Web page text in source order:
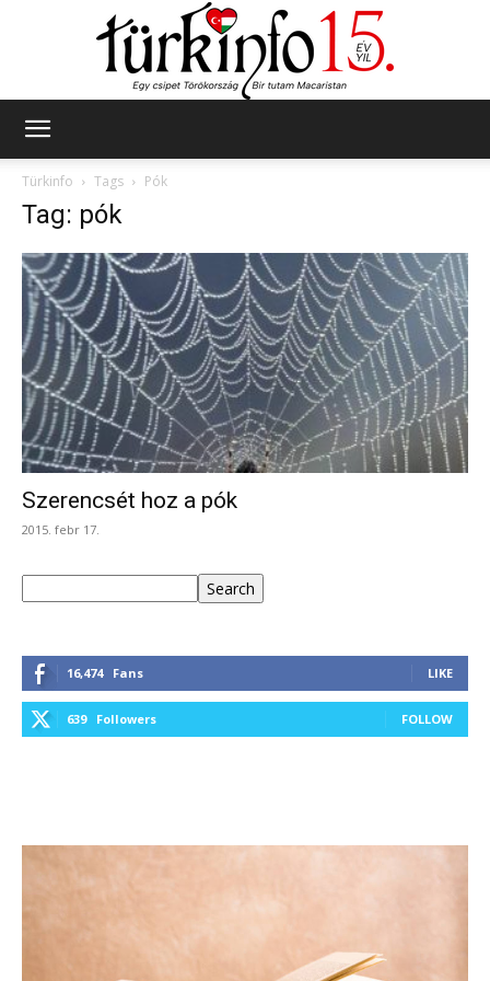
Türkinfo
Tags Pók
Tag: pók
Szerencsét hoz a pók
2015. febr 17.
Search
16,474 Fans LIKE
639 Followers FOLLOW